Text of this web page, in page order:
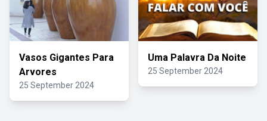
Vasos Gigantes Para
Arvores
25 September 2024
Uma Palavra Da Noite
25 September 2024